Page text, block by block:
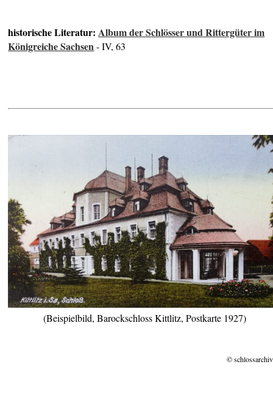
historische Literatur:Album der Schlösser und Rittergüter im
Königreiche Sachsen- IV, 63
(Beispielbild, Barockschloss Kittlitz, Postkarte 1927)
©